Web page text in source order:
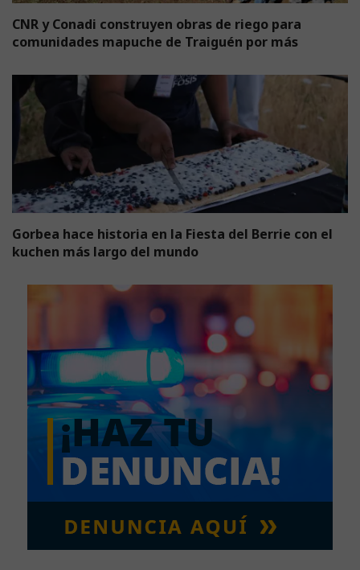
CNR y Conadi construyen obras de riego para
comunidades mapuche de Traiguén por más
Gorbea hace historia en la Fiesta del Berrie con el
kuchen más largo del mundo